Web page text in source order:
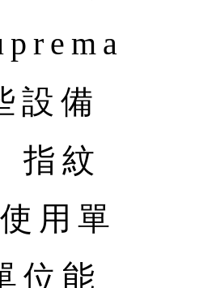
設備
指紋
用單
位能